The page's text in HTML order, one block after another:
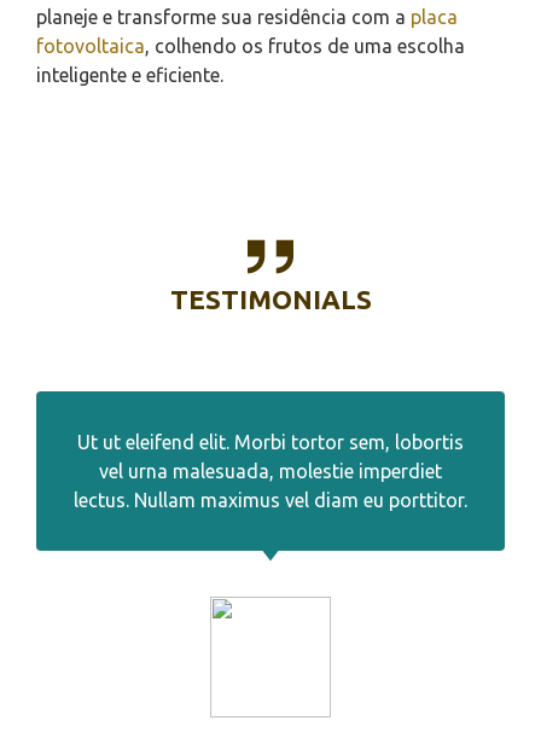
planeje e transforme sua residência com a placa
fotovoltaica , colhendo os frutos de uma escolha
inteligente e eficiente.
TESTIMONIALS
Ut ut eleifend elit. Morbi tortor sem, lobortis
vel urna malesuada, molestie imperdiet
lectus. Nullam maximus vel diam eu porttitor.